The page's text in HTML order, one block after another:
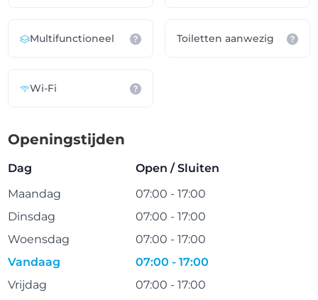
Multifunctioneel Toiletten aanwezig
Wi-Fi
Openingstijden
Dag
Open / Sluiten
Maandag
07:00 - 17:00
Dinsdag
07:00 - 17:00
Woensdag
07:00 - 17:00
Vandaag
07:00 - 17:00
Vrijdag
07:00 - 17:00